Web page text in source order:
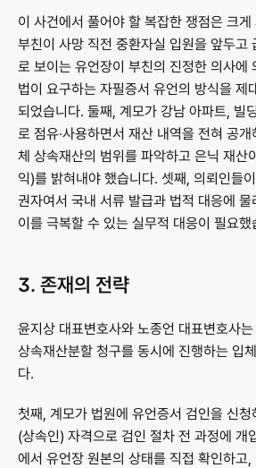
이 사건에서 풀어야 할 복잡한 쟁점은 크
부친이 사망 직전 중환자실 입원을 앞두고
로 보이는 유언장이 부친의 진정한 의사에
법이 요구하는 자필증서 유언의 방식을 제
되었습니다. 둘째, 계모가 강남 아파트, 빌
로 점유·사용하면서 재산 내역을 전혀 공
체 상속재산의 범위를 파악하고 은닉 재산
익)를 밝혀내야 했습니다. 셋째, 의뢰인들
권자여서 국내 서류 발급과 법적 대응에
이를 극복할 수 있는 실무적 대응이 필요했
3. 존재의 전략
윤지상 대표변호사와 노종언 대표변호사
상속재산분할 청구를 동시에 진행하는 입
다.
첫째, 계모가 법원에 유언증서 검인을 신청
(상속인) 자격으로 검인 절차 전 과정에 개
에서 유언장 원본의 상태를 직접 확인하고